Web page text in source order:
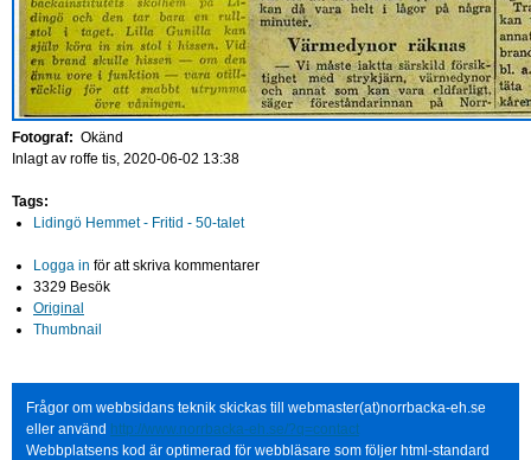
Fotograf: Okänd
Inlagt av roffe tis, 2020-06-02 13:38
Tags:
Lidingö Hemmet - Fritid - 50-talet
Logga in för att skriva kommentarer
3329 Besök
Original
Thumbnail
Frågor om webbsidans teknik skickas till webmaster(at)norrbacka-eh.se
eller använd http://www.norrbacka-eh.se/?q=contact
Webbplatsens kod är optimerad för webbläsare som följer html-standard